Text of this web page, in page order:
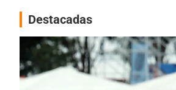
Destacadas